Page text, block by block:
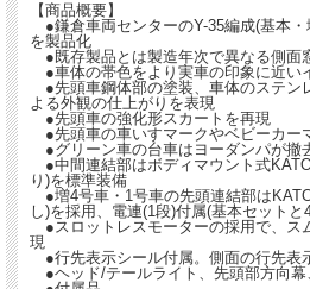
【商品概要】
●鎌倉車両センターのY-35編成(基本・
を製品化
●既存製品とは製造年次で異なる側面
●車体の帯色をより実車の印象に近い
●先頭車鋼体部の塗装、車体のステン
よる外観の仕上がりを表現
●先頭車の強化形スカートを再現
●先頭車の車いすマークやベビーカー
●グリーン車の台車はヨーダンパが撤
●中間連結部はボディマウント式
り)を標準装備
●増4号車・1号車の先頭連結部は
し)を採用、電連(1段)付属(基本セット
●スロットレスモーターの採用で、ス
現
●行先表示シール付属。側面の行先表
●ヘッド/テールライト、先頭部方向幕